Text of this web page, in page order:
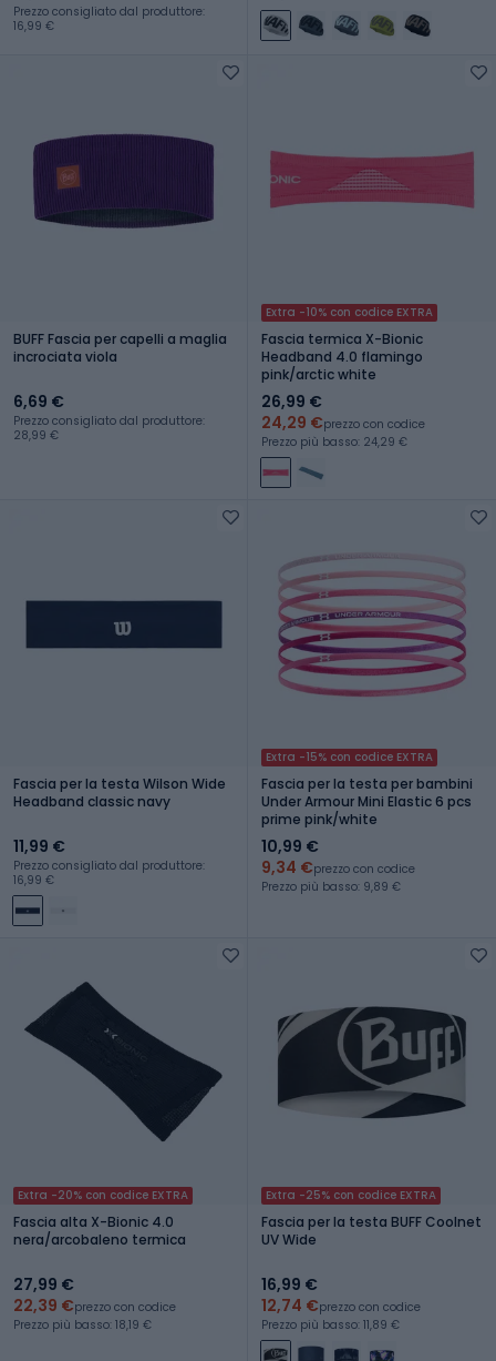
Prezzo consigliato dal produttore:
16,99 €
BUFF Fascia per capelli a maglia
incrociata viola
6,69 €
Prezzo consigliato dal produttore:
28,99 €
Extra -10% con codice EXTRA
Fascia termica X-Bionic
Headband 4.0 flamingo
pink/arctic white
26,99 €
24,29 €prezzo con codice
Prezzo più basso: 24,29 €
Fascia per la testa Wilson Wide
Headband classic navy
11,99 €
Prezzo consigliato dal produttore:
16,99 €
Extra -15% con codice EXTRA
Fascia per la testa per bambini
Under Armour Mini Elastic 6 pcs
prime pink/white
10,99 €
9,34 €prezzo con codice
Prezzo più basso: 9,89 €
Extra -20% con codice EXTRA
Fascia alta X-Bionic 4.0
nera/arcobaleno termica
27,99 €
22,39 €prezzo con codice
Prezzo più basso: 18,19 €
Extra -25% con codice EXTRA
Fascia per la testa BUFF Coolnet
UV Wide
16,99 €
12,74 €prezzo con codice
Prezzo più basso: 11,89 €